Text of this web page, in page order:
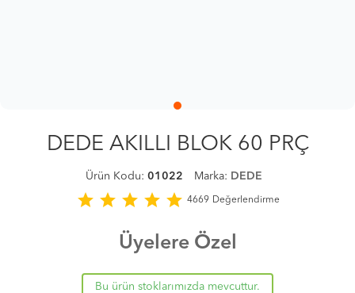
DEDE AKILLI BLOK 60 PRÇ
Ürün Kodu: 01022 Marka: DEDE
star star star star star 4669 Değerlendirme
Üyelere Özel
Bu ürün stoklarımızda mevcuttur.